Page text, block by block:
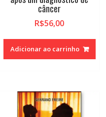
câncer
R$56,00
Adicionar ao carrinho